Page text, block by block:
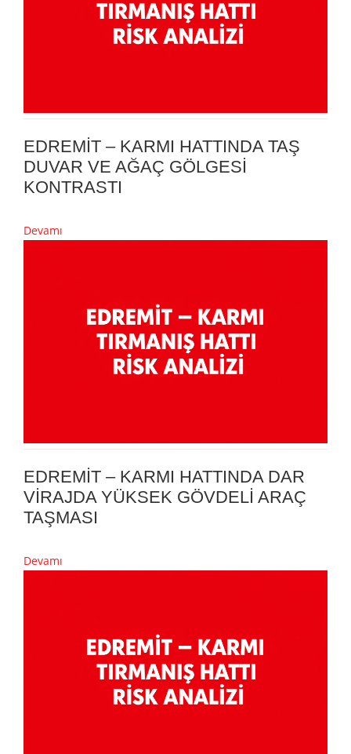
EDREMİT – KARMI HATTINDA TAŞ
DUVAR VE AĞAÇ GÖLGESİ
KONTRASTI
Devamı
EDREMİT – KARMI HATTINDA DAR
VİRAJDA YÜKSEK GÖVDELİ ARAÇ
TAŞMASI
Devamı